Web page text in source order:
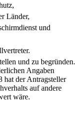
Länder,
und
und zu begründen.
Angaben
hat der Antragsteller
auf andere
wäre.